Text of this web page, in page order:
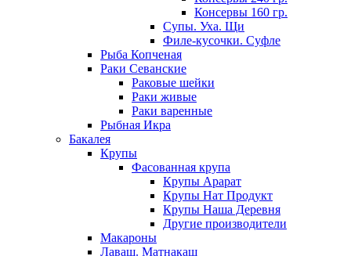
Консервы 160 гр.
Супы. Уха. Щи
Филе-кусочки. Суфле
Рыба Копченая
Раки Севанские
Раковые шейки
Раки живые
Раки варенные
Рыбная Икра
Бакалея
Крупы
Фасованная крупа
Крупы Арарат
Крупы Нат Продукт
Крупы Наша Деревня
Другие производители
Макароны
Лаваш. Матнакаш